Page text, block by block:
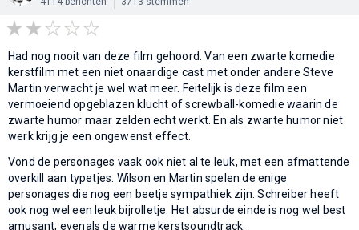
Had nog nooit van deze film gehoord. Van een zwarte komedie
kerstfilm met een niet onaardige cast met onder andere Steve
Martin verwacht je wel wat meer. Feitelijk is deze film een
vermoeiend opgeblazen klucht of screwball-komedie waarin de
zwarte humor maar zelden echt werkt. En als zwarte humor niet
werk krijg je een ongewenst effect.
Vond de personages vaak ook niet al te leuk, met een afmattende
overkill aan typetjes. Wilson en Martin spelen de enige
personages die nog een beetje sympathiek zijn. Schreiber heeft
ook nog wel een leuk bijrolletje. Het absurde einde is nog wel best
amusant, evenals de warme kerstsoundtrack.